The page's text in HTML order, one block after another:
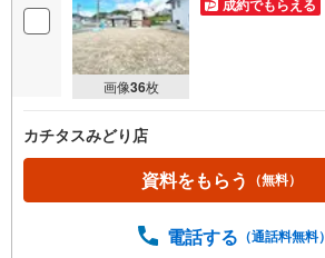
画像36枚
成約でもらえる
カチタスみどり店
資料をもらう （無料）
電話する （通話料無料）